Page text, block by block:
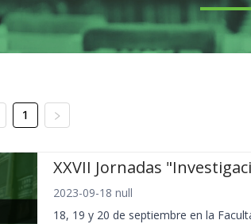
1
XXVII Jornadas
2023-09-18 null
18, 19 y 20 de septiembre en la